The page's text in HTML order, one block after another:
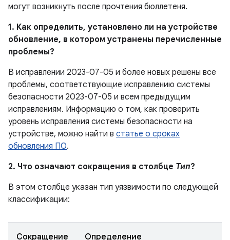
могут возникнуть после прочтения бюллетеня.
1. Как определить, установлено ли на устройстве
обновление, в котором устранены перечисленные
проблемы?
В исправлении 2023-07-05 и более новых решены все
проблемы, соответствующие исправлению системы
безопасности 2023-07-05 и всем предыдущим
исправлениям. Информацию о том, как проверить
уровень исправления системы безопасности на
устройстве, можно найти в статье о сроках
обновления ПО.
2. Что означают сокращения в столбце Тип?
В этом столбце указан тип уязвимости по следующей
классификации:
Сокращение Определение